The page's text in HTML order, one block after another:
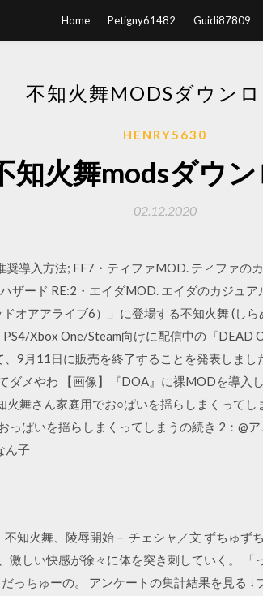
Home Petigny61482 Guidi87809
不知火舞MODSダウンロ
HENRY5630
知火舞modsダウ
02.12.2020
導入方法; FF7・ティファMOD. ティファの
ザード RE:2・エイダMOD. エイダのカジュ
オアアライブ6）」に登場する不知火舞 (し
Xbox One/Steam向けに配信中の『DEAD
9月11日に販売を終了することを発表しま
ダメやわ 【画像】『DOA』に裸MODを導入
火舞さん家庭用でお○ぱいを揺らしまくって
っぱいを揺らしまくってしまうの続き 2：@
ん子
知火舞、陵辱開始－ チェシャ／文 ずちゅ
激しい快感が徐々に体を突き刺していく。 「
ちゅーの。 アンケートの集計結果を見る ↓